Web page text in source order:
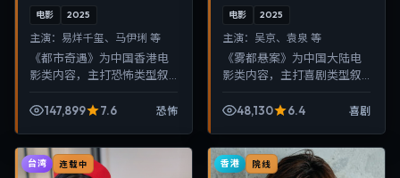
电影 2025
主演： 易烊千玺、马伊琍 等
《都市奇遇》为中国香港电
影类内容，主打恐怖类型叙
适合移动端与电视端随时在
147,899 7.6 恐怖
电影 2025
主演： 吴京、袁泉 等
《雾都悬案》为中国大陆电
影类内容，主打喜剧类型叙
适合移动端与电视端随时在
48,130 6.4 喜剧
台湾 连载中 香港 院线